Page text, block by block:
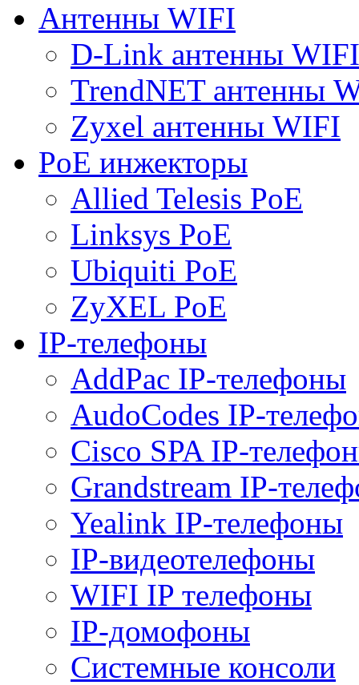
Антенны WIFI
D-Link антенны WIFI
TrendNET антенны
Zyxel антенны WIFI
PoE инжекторы
Allied Telesis PoE
Linksys PoE
Ubiquiti PoE
ZyXEL PoE
IP-телефоны
AddPac IP-телефоны
AudoCodes IP-
Cisco SPA IP-
Grandstream IP-
Yealink IP-телефоны
IP-видеотелефоны
WIFI IP телефоны
IP-домофоны
Системные консоли